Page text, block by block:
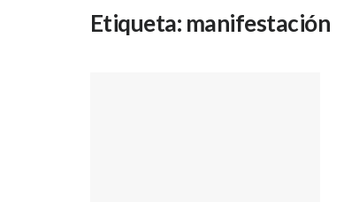
Etiqueta: manifestación